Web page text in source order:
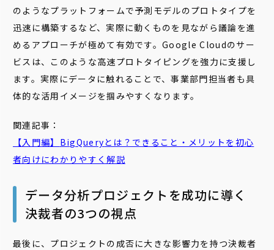
のようなプラットフォームで予測モデルのプロトタイプを
迅速に構築するなど、実際に動くものを見ながら議論を進
めるアプローチが極めて有効です。Google Cloudのサー
ビスは、このような高速プロトタイピングを強力に支援し
ます。実際にデータに触れることで、事業部門担当者も具
体的な活用イメージを掴みやすくなります。
関連記事：
【入門編】 BigQueryとは？できること・メリットを初心
者向けにわかりやすく解説
データ分析プロジェクトを成功に導く
決裁者の3つの視点
最後に、プロジェクトの成否に大きな影響力を持つ決裁者